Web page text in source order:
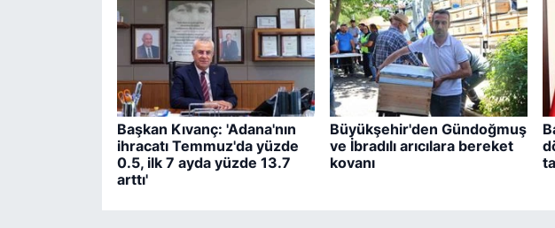
Başkan Kıvanç: 'Adana'nın
ihracatı Temmuz'da yüzde
0.5, ilk 7 ayda yüzde 13.7
arttı'
Büyükşehir'den Gündoğmuş
ve İbradılı arıcılara bereket
kovanı